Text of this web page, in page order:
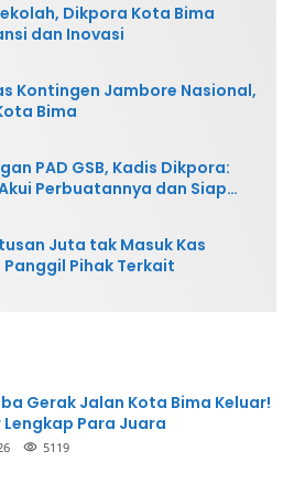
Dikpora Kota Bima
dan Inovasi
Kontingen Jambore Nasional,
Bima
PAD GSB, Kadis Dikpora:
Perbuatannya dan Siap
Juta tak Masuk Kas
Pihak Terkait
Gerak Jalan Kota Bima Keluar!
Para Juara
5119